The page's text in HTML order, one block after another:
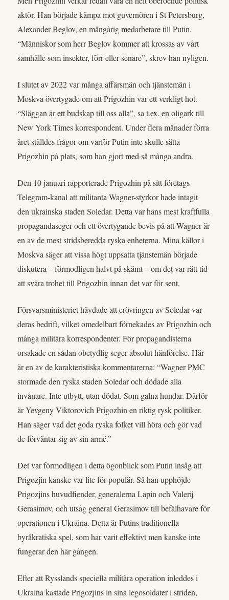
aktör. Han började kämpa mot guvernören i St Petersburg,
Alexander Beglov, en mångårig medarbetare till Putin.
“Människor som herr Beglov kommer att krossas av vårt
samhälle som insekter, förr eller senare”, skrev han nyligen.
I slutet av 2022 var många affärsmän och tjänstemän i
Moskva övertygade om att Prigozhin var ett verkligt hot.
“Släggan är ett budskap till oss alla”, sa t.ex. en oligark till
New York Times korrespondent. Under flera månader förra
året ställdes frågor om varför Putin inte skulle sätta
Prigozhin på plats, som han gjort med så många andra.
Den 10 januari rapporterade Prigozhin på sitt företags
Telegram-kanal att militanta Wagner-styrkor hade intagit
den ukrainska staden Soledar. Detta var hans mest kraftfulla
propagandaseger och ett övertygande bevis på att Wagner är
en av de mest stridsberedda ryska enheterna. Mina källor i
Moskva säger att vissa högt uppsatta tjänstemän började
diskutera – förmodligen halvt på skämt – om det var rätt tid
att svära trohet till Prigozhin innan det var för sent.
Försvarsministeriet hävdade att erövringen av Soledar var
deras bedrift, vilket omedelbart förnekades av Prigozhin och
många militära korrespondenter. För propagandisterna
orsakade en sådan obetydlig seger absolut hänförelse. Här
är en av de karakteristiska kommentarerna: “Wagner PMC
stormade den ryska staden Soledar och dödade alla
invånare. Inte utbytt, utan dödat. Som galna hundar. Därför
är Yevgeny Viktorovich Prigozhin en riktig rysk politiker.
Han säger vad det goda ryska folket vill höra och gör vad
de förväntar sig av sin armé.”
Det var förmodligen i detta ögonblick som Putin insåg att
Prigozjin kanske var lite för populär. Så han upphöjde
Prigozjins huvudfiender, generalerna Lapin och Valerij
Gerasimov, och utsåg general Gerasimov till befälhavare för
operationen i Ukraina. Detta är Putins traditionella
byråkratiska spel, som har varit effektivt men kanske inte
fungerar den här gången.
Efter att Rysslands speciella militära operation inleddes i
Ukraina kastade Prigozjins in sina legosoldater i striden,